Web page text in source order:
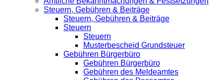
Steuern, Gebühren & Beiträge
Steuern, Gebühren & Beiträge
Steuern
Steuern
Musterbescheid Grundsteuer
Gebühren Bürgerbüro
Gebühren Bürgerbüro
Gebühren des Meldeamtes